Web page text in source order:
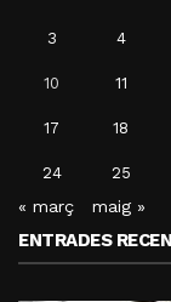
3 4
10 11
17 18
24 25
« març maig »
ENTRADES